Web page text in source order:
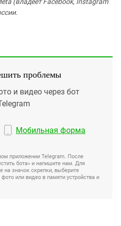
проблемы
и видео через бот
Мобильная форма
приложении Telegram. После
бота» и напишите нам. Для
на значок скрепки, выберите
или видео в памяти устройства и